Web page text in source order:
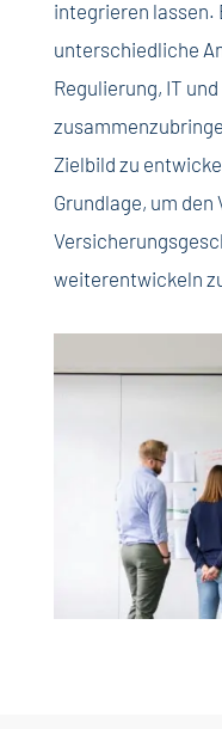
integrieren lassen.
unterschiedliche
Regulierung, IT
Zielbild zu
Grundlage, um den
weiterentwickeln